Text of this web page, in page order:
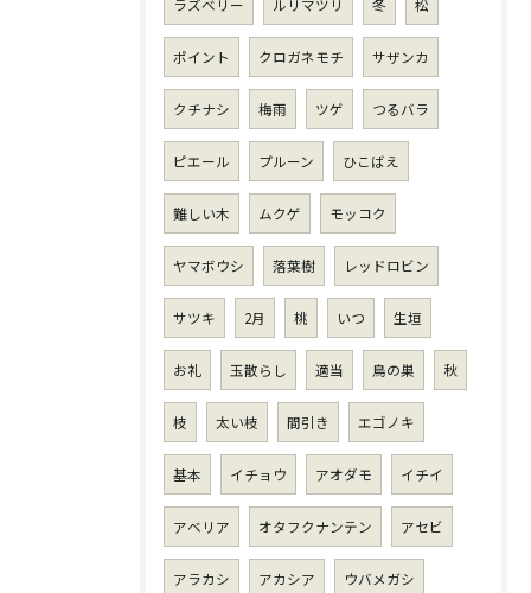
ラズベリー ルリマツリ 冬 松
ポイント クロガネモチ サザンカ
クチナシ 梅雨 ツゲ つるバラ
ピエール プルーン ひこばえ
難しい木 ムクゲ モッコク
ヤマボウシ 落葉樹 レッドロビン
サツキ 2月 桃 いつ 生垣
お礼 玉散らし 適当 鳥の巣 秋
枝 太い枝 間引き エゴノキ
基本 イチョウ アオダモ イチイ
アベリア オタフクナンテン アセビ
アラカシ アカシア ウバメガシ